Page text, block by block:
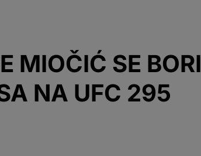
MIOČIĆ SE BORI
NA UFC 295